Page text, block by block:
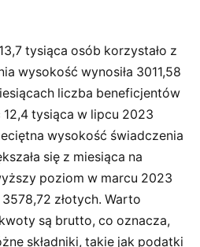
tysiąca osób korzystało z
wysokość wynosiła 3011,58
liczba beneficjentów
12,4 tysiąca w lipcu 2023
wysokość świadczenia
się z miesiąca na
poziom w marcu 2023
złotych. Warto
są brutto, co oznacza,
składniki, takie jak podatki